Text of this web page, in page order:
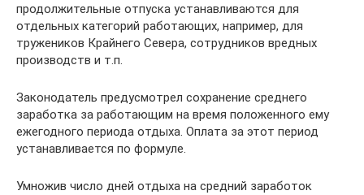
продолжительные отпуска устанавливаются для
отдельных категорий работающих, например, для
тружеников Крайнего Севера, сотрудников вредных
производств и т.п.
Законодатель предусмотрел сохранение среднего
заработка за работающим на время положенного ему
ежегодного периода отдыха. Оплата за этот период
устанавливается по формуле.
Умножив число дней отдыха на средний заработок